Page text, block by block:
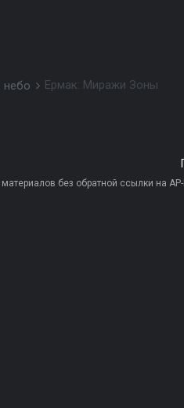
небо Ермак: Миражи Зоны
без обратной ссылки на